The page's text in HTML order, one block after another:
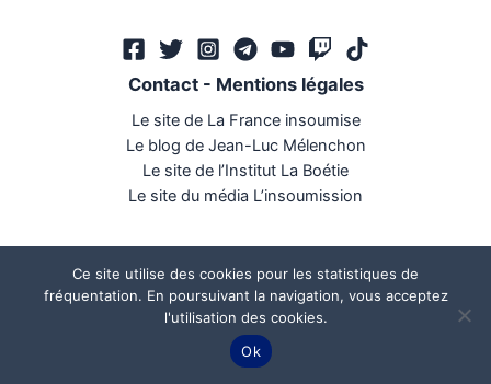
Contact- Mentions légales
Le site de La France insoumise
Le blog de Jean-Luc Mélenchon
Le site de l’Institut La Boétie
Le site du média L’insoumission
Mégaphone communication
Ce site utilise des cookies pour les statistiques de
fréquentation. En poursuivant la navigation, vous acceptez
l'utilisation des cookies.
Ok